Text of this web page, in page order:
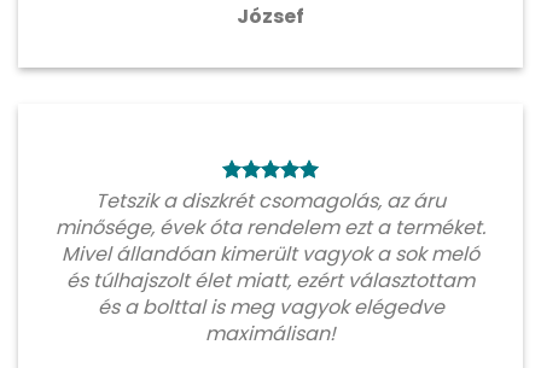
József
Tetszik a diszkrét csomagolás, az áru
minősége, évek óta rendelem ezt a terméket.
Mivel állandóan kimerült vagyok a sok meló
és túlhajszolt élet miatt, ezért választottam
és a bolttal is meg vagyok elégedve
maximálisan!